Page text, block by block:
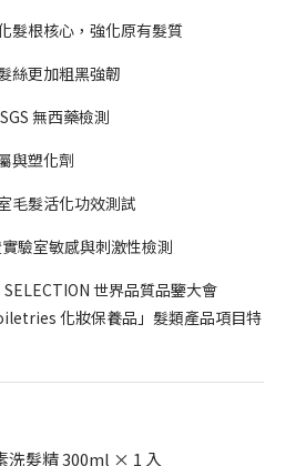
髮根核心，強化原有髮質
絲更加粗黑強韌
無西藥檢測
與塑化劑
毛髮活化功效測試
驗室敏感與刺激性檢測
世界品質品鑒大會
化妝保養品」髮類產品項目特
洗髮精 300ml × 1 入